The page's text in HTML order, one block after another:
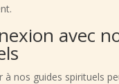
avec
à nos guides spirituels